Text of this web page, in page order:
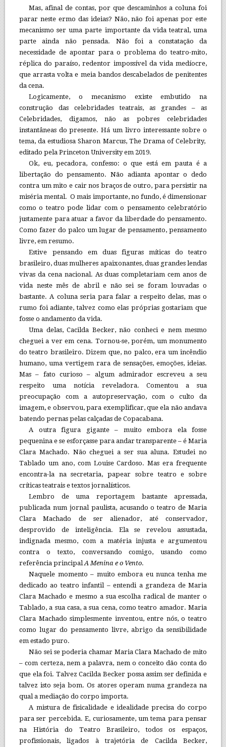
Mas, afinal de contas, por que descaminhos a coluna foi
parar neste ermo das ideias? Não, não foi apenas por este
mecanismo ser uma parte importante da vida teatral, uma
parte ainda não pensada. Não foi a constatação da
necessidade de apontar para o problema do teatro-mito,
réplica do paraíso, redentor impossível da vida medíocre,
que arrasta volta e meia bandos descabelados de penitentes
da cena.
Logicamente, o mecanismo existe embutido na
construção das celebridades teatrais, as grandes – as
Celebridades, digamos, não as pobres celebridades
instantâneas do presente. Há um livro interessante sobre o
tema, da estudiosa Sharon Marcus, The Drama of Celebrity,
editado pela Princeton University em 2019.
Ok, eu, pecadora, confesso: o que está em pauta é a
libertação do pensamento. Não adianta apontar o dedo
contra um mito e cair nos braços de outro, para persistir na
miséria mental. O mais importante, no fundo, é dimensionar
como o teatro pode lidar com o pensamento celebratório
justamente para atuar a favor da liberdade do pensamento.
Como fazer do palco um lugar de pensamento, pensamento
livre, em resumo.
Estive pensando em duas figuras míticas do teatro
brasileiro, duas mulheres apaixonantes, duas grandes lendas
vivas da cena nacional. As duas completariam cem anos de
vida neste mês de abril e não sei se foram louvadas o
bastante. A coluna seria para falar a respeito delas, mas o
rumo foi adiante, talvez como elas próprias gostariam que
fosse o andamento da vida.
Uma delas, Cacilda Becker, não conheci e nem mesmo
cheguei a ver em cena. Tornou-se, porém, um monumento
do teatro brasileiro. Dizem que, no palco, era um incêndio
humano, uma vertigem rara de sensações, emoções, ideias.
Mas – fato curioso – algum admirador escreveu a seu
respeito uma notícia reveladora. Comentou a sua
preocupação com a autopreservação, com o culto da
imagem, e observou, para exemplificar, que ela não andava
batendo pernas pelas calçadas de Copacabana.
A outra figura gigante – muito embora ela fosse
pequenina e se esforçasse para andar transparente – é Maria
Clara Machado. Não cheguei a ser sua aluna. Estudei no
Tablado um ano, com Louise Cardoso. Mas era frequente
encontra-la na secretaria, papear sobre teatro e sobre
críticas teatrais e textos jornalísticos.
Lembro de uma reportagem bastante apressada,
publicada num jornal paulista, acusando o teatro de Maria
Clara Machado de ser alienador, até conservador,
desprovido de inteligência. Ela se revelou assustada,
indignada mesmo, com a matéria injusta e argumentou
contra o texto, conversando comigo, usando como
referência principal A Menina e o Vento.
Naquele momento – muito embora eu nunca tenha me
dedicado ao teatro infantil – entendi a grandeza de Maria
Clara Machado e mesmo a sua escolha radical de manter o
Tablado, a sua casa, a sua cena, como teatro amador. Maria
Clara Machado simplesmente inventou, entre nós, o teatro
como lugar do pensamento livre, abrigo da sensibilidade
em estado puro.
Não sei se poderia chamar Maria Clara Machado de mito
– com certeza, nem a palavra, nem o conceito dão conta do
que ela foi. Talvez Cacilda Becker possa assim ser definida e
talvez isto seja bom. Os atores operam numa grandeza na
qual a mediação do corpo importa.
A mistura de fisicalidade e idealidade precisa do corpo
para ser percebida. E, curiosamente, um tema para pensar
na História do Teatro Brasileiro, todos os espaços,
profissionais, ligados à trajetória de Cacilda Becker,